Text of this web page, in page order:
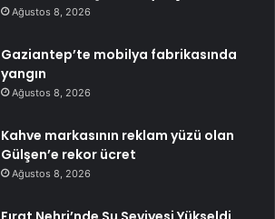
Ağustos 8, 2026
Gaziantep’te mobilya fabrikasında
yangın
Ağustos 8, 2026
Kahve markasının reklam yüzü olan
Gülşen’e rekor ücret
Ağustos 8, 2026